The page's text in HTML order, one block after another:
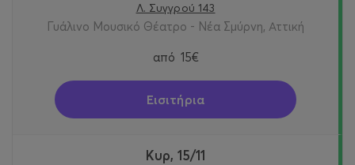
Λ. Συγγρού 143
Γυάλινο Μουσικό Θέατρο - Νέα Σμύρνη, Αττική
από 15€
Εισιτήρια
Κυρ, 15/11